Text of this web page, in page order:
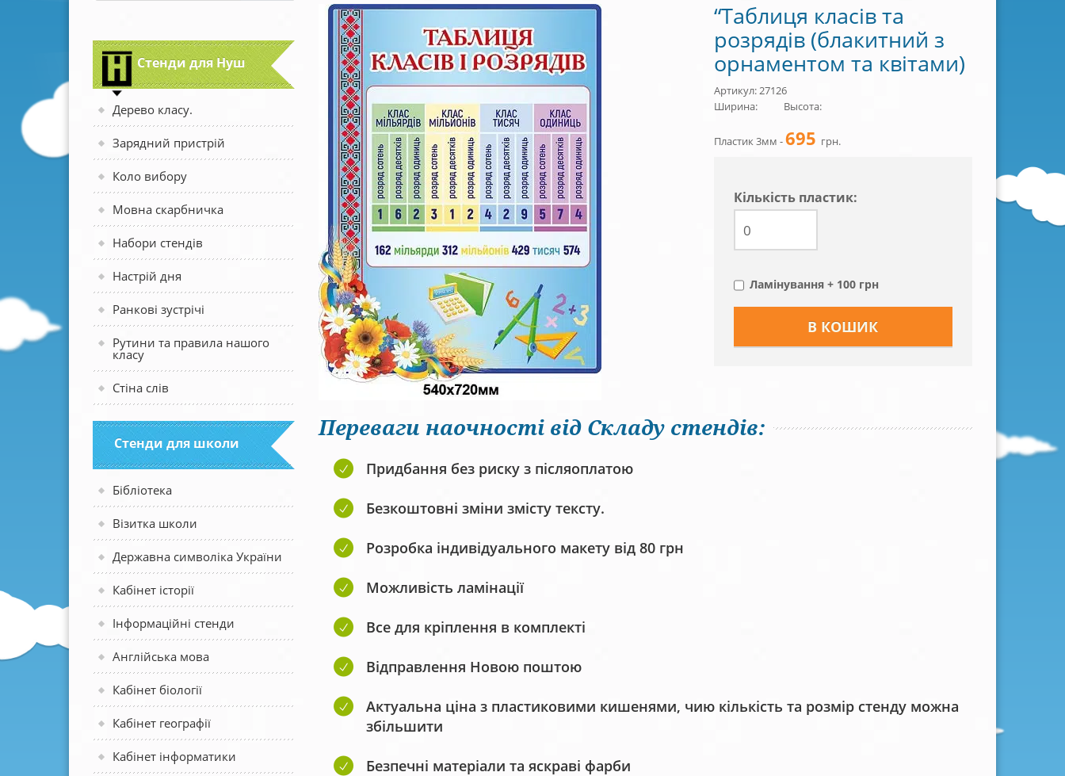
Стенди для Нуш
Дерево класу.
Зарядний пристрій
Коло вибору
Мовна скарбничка
Набори стендів
Настрій дня
Ранкові зустрічі
Рутини та правила нашого
класу
Стіна слів
Стенди для школи
Бібліотека
Візитка школи
Державна символіка України
Кабінет історії
Інформаційні стенди
Англійська мова
Кабінет біології
Кабінет географії
Кабінет інформатики
“Таблиця класів та
розрядів (блакитний з
орнаментом та квітами)
Артикул: 27126
Ширина:
Высота:
Пластик 3мм -695 грн.
Кiлькiсть пластик:
Ламінування + 100 грн
Переваги наочності від Складу стендів:
Придбання без риску з післяоплатою
Безкоштовні зміни змісту тексту.
Розробка індивідуального макету від 80 грн
Можливість ламінації
Все для кріплення в комплекті
Відправлення Новою поштою
Актуальна ціна з пластиковими кишенями, чию кількість та розмір стенду можна
збільшити
Безпечні матеріали та яскраві фарби